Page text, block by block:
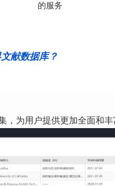
的服务
献数据库？
为用户提供更加全面和丰